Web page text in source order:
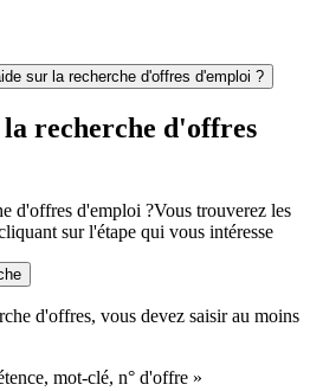
sur la recherche d'offres d'emploi ?
recherche d'offres
d'offres d'emploi ?Vous trouverez les
sur l'étape qui vous intéresse
d'offres, vous devez saisir au moins
mot-clé, n° d'offre »